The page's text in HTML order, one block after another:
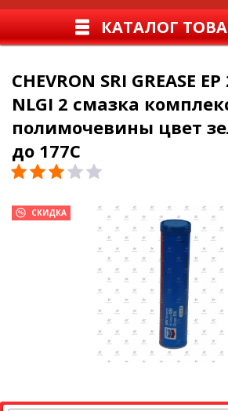
КАТАЛОГ
CHEVRON SRI GREASE
NLGI 2 смазка
полимочевины цвет
до 177С
СКИДКА